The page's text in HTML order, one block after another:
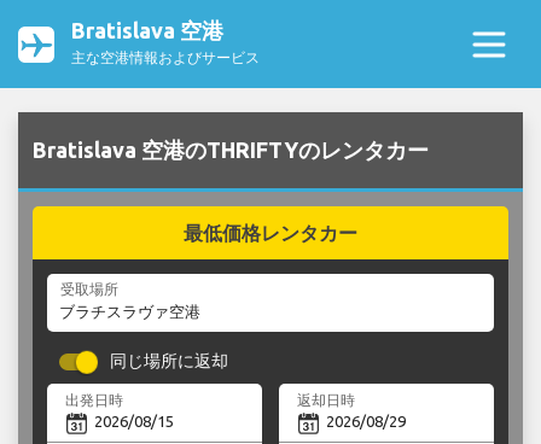
Bratislava 空港
主な空港情報およびサービス
Bratislava 空港のTHRIFTYのレンタカー
最低価格レンタカー
受取場所
同じ場所に返却
出発日時 返却日時